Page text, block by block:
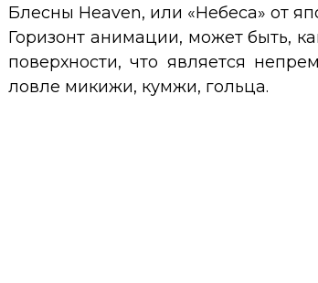
Блесны Heaven, или «Небеса» от
Горизонт анимации, может быть,
поверхности, что является
ловле микижи, кумжи, гольца.